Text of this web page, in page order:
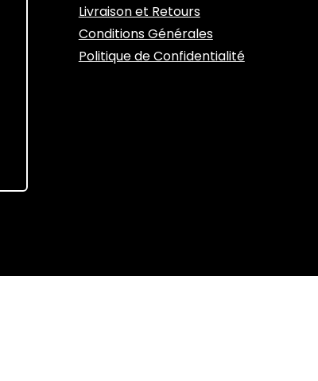
Livraison et Retours
Conditions Générales
Politique de Confidentialité